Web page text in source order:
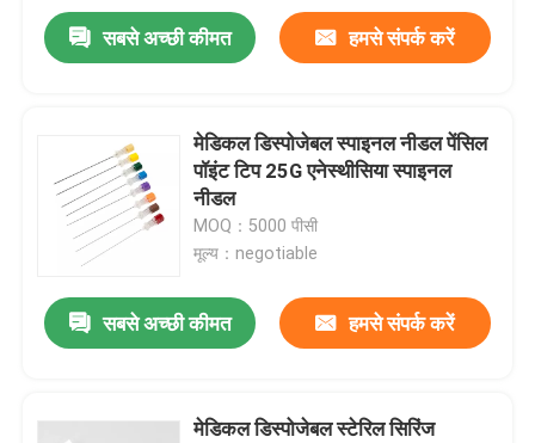
सबसे अच्छी कीमत हमसे संपर्क करें
मेडिकल डिस्पोजेबल स्पाइनल नीडल पेंसिल
पॉइंट टिप 25G एनेस्थीसिया स्पाइनल
नीडल
MOQ：5000 पीसी
मूल्य：negotiable
सबसे अच्छी कीमत हमसे संपर्क करें
मेडिकल डिस्पोजेबल स्टेरिल सिरिंज